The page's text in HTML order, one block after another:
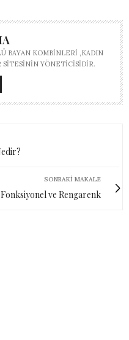
BAYAN KOMBINLERI ,KADIN
SITESININ YÖNETICISIDIR.
SONRAKI MAKALE
ve Rengarenk